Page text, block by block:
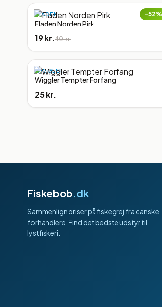
−52%
FLADEN
Fladen Norden Pirk
19 kr.40 kr.
WIGGLER
Wiggler Tempter Forfang
25 kr.
Fiskebob.dk
Sammenlign priser på fiskegrej fra danske
forhandlere. Find det bedste udstyr til
lystfiskeri.